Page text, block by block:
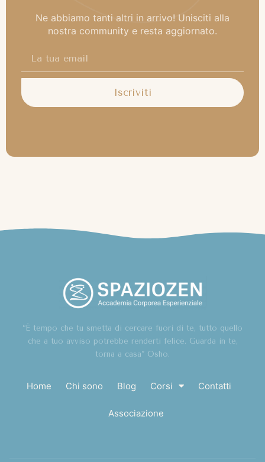
Ne abbiamo tanti altri in arrivo! Unisciti alla
nostra community e resta aggiornato.
Iscriviti
“È tempo che tu smetta di cercare fuori di te, tutto quello
che a tuo avviso potrebbe renderti felice. Guarda in te,
torna a casa” Osho.
Home Chi sono Blog Corsi Contatti
Associazione